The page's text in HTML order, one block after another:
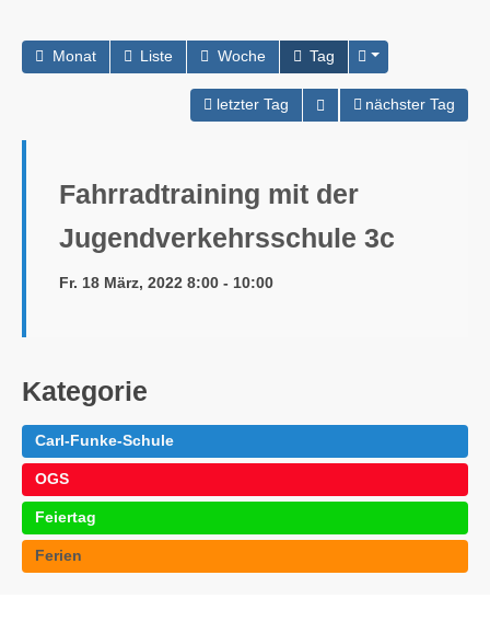
Monat Liste Woche Tag
letzter Tag Kalender öffnen
nächster Tag
Fahrradtraining mit der
Jugendverkehrsschule 3c
Fr. 18 März, 2022 8:00 - 10:00
Kategorie
Carl-Funke-Schule
OGS
Feiertag
Ferien